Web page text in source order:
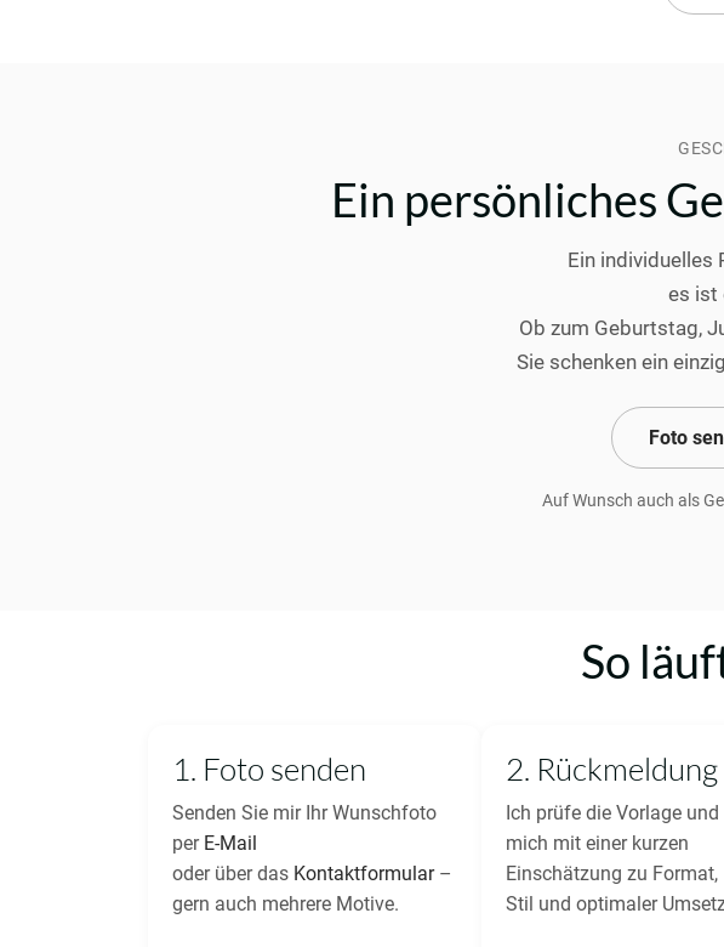
Ein persönliches
Ein individuelles
es ist
Ob zum Geburtstag,
Sie schenken ein
Foto
Auf Wunsch auch als
So
1. Foto senden
Senden Sie mir Ihr Wunschfoto
per E-Mail
oder über das Kontaktformular–
gern auch mehrere Motive.
2. Rückmeldung
Ich prüfe die Vorlage und
mich mit einer kurzen
Einschätzung zu Format,
Stil und optimaler